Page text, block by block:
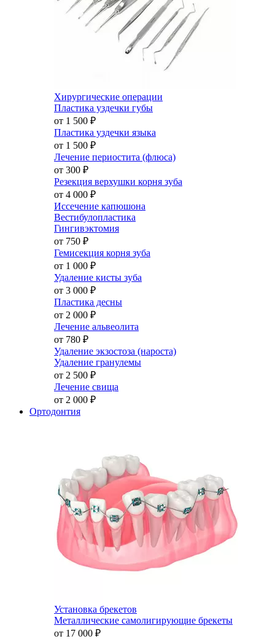
Хирургические операции
Пластика уздечки губы
от 1 500 ₽
Пластика уздечки языка
от 1 500 ₽
Лечение периостита (флюса)
от 300 ₽
Резекция верхушки корня зуба
от 4 000 ₽
Иссечение капюшона
Вестибулопластика
Гингивэктомия
от 750 ₽
Гемисекция корня зуба
от 1 000 ₽
Удаление кисты зуба
от 3 000 ₽
Пластика десны
от 2 000 ₽
Лечение альвеолита
от 780 ₽
Удаление экзостоза (нароста)
Удаление гранулемы
от 2 500 ₽
Лечение свища
от 2 000 ₽
Ортодонтия
Установка брекетов
Металлические самолигирующие брекеты
от 17 000 ₽